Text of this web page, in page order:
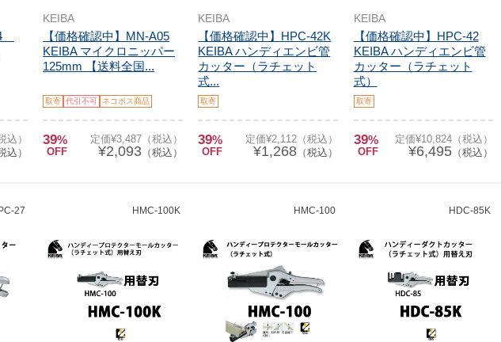
込）
込）
KEIBA
【価格確認中】MN-A05
KEIBA マイクロニッパー
125mm 【送料全国...
取寄 代引不可 ネコポス商品
39%
OFF
定価¥3,487（税込）
¥2,093（税込）
KEIBA
【価格確認中】HPC-42K
KEIBA ハンディエンビ管
カッター（ラチェット
式...
取寄
39%
OFF
定価¥2,112（税込）
¥1,268（税込）
KEIBA
【価格確認中】HPC-42
KEIBA ハンディエンビ管
カッター（ラチェット
式）
取寄
39%
OFF
定価¥10,824（税込）
¥6,495 （税込）
27 HMC-100K HMC-100 HDC-85K